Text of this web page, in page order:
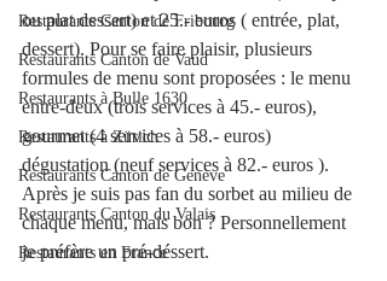
Restaurants Canton de Fribourg
Restaurants Canton de Vaud
Restaurants à Bulle 1630
Restaurants à Zürich
Restaurants Canton de Genève
Restaurants Canton du Valais
Restaurants en France
ou plat dessert) et 25.- euros ( entrée, plat,
dessert). Pour se faire plaisir, plusieurs
formules de menu sont proposées : le menu
entre-deux (trois services à 45.- euros),
gourmet (4 services à 58.- euros)
dégustation (neuf services à 82.- euros ).
Après je suis pas fan du sorbet au milieu de
chaque menu, mais bon ? Personnellement
je préfère un pré-déssert.